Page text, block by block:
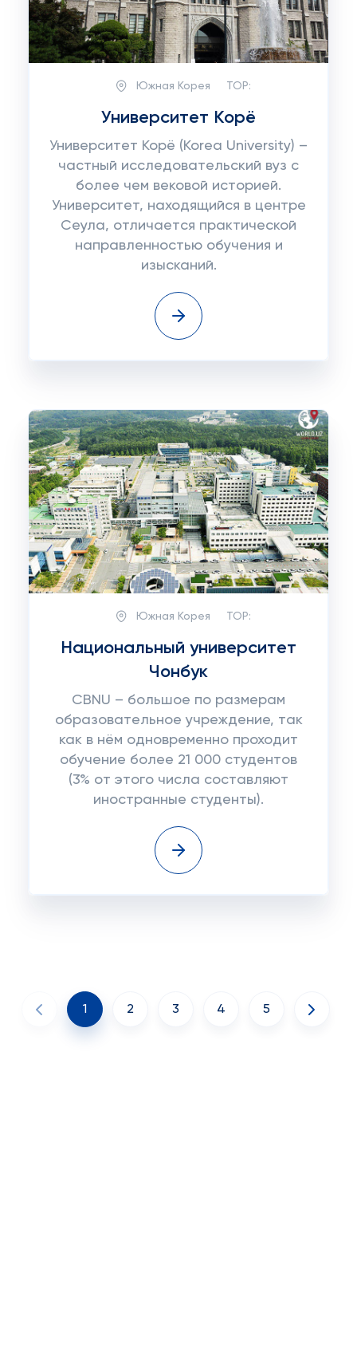
Южная Корея TOP:
Университет Корё
Университет Корё (Korea University) –
частный исследовательский вуз с
более чем вековой историей.
Университет, находящийся в центре
Сеула, отличается практической
направленностью обучения и
изысканий.
Южная Корея TOP:
Национальный университет
Чонбук
CBNU – большое по размерам
образовательное учреждение, так
как в нём одновременно проходит
обучение более 21 000 студентов
(3% от этого числа составляют
иностранные студенты).
1 2 3 4 5